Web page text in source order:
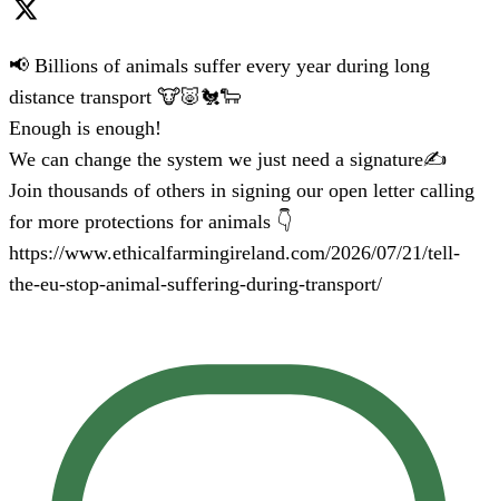
📢 Billions of animals suffer every year during long
distance transport 🐮🐷🐔🐑
Enough is enough!
We can change the system we just need a signature✍️
Join thousands of others in signing our open letter calling
for more protections for animals 👇
https://www.ethicalfarmingireland.com/2026/07/21/tell-
the-eu-stop-animal-suffering-during-transport/